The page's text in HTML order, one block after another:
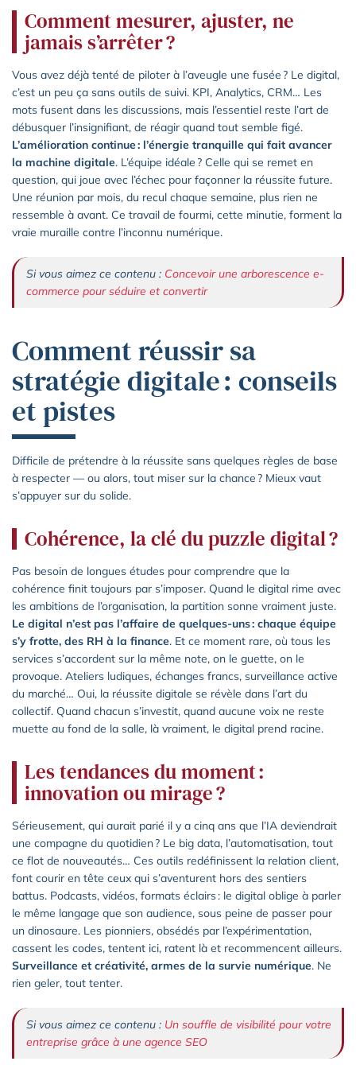
Comment mesurer, ajuster, ne
jamais s’arrêter ?
Vous avez déjà tenté de piloter à l’aveugle une fusée ? Le digital,
c’est un peu ça sans outils de suivi. KPI, Analytics, CRM… Les
mots fusent dans les discussions, mais l’essentiel reste l’art de
débusquer l’insignifiant, de réagir quand tout semble figé.
L’amélioration continue : l’énergie tranquille qui fait avancer
la machine digitale. L’équipe idéale ? Celle qui se remet en
question, qui joue avec l’échec pour façonner la réussite future.
Une réunion par mois, du recul chaque semaine, plus rien ne
ressemble à avant. Ce travail de fourmi, cette minutie, forment la
vraie muraille contre l’inconnu numérique.
Si vous aimez ce contenu : Concevoir une arborescence e-
commerce pour séduire et convertir
Comment réussir sa
stratégie digitale : conseils
et pistes
Difficile de prétendre à la réussite sans quelques règles de base
à respecter — ou alors, tout miser sur la chance ? Mieux vaut
s’appuyer sur du solide.
Cohérence, la clé du puzzle digital ?
Pas besoin de longues études pour comprendre que la
cohérence finit toujours par s’imposer. Quand le digital rime avec
les ambitions de l’organisation, la partition sonne vraiment juste.
Le digital n’est pas l’affaire de quelques-uns : chaque équipe
s’y frotte, des RH à la finance. Et ce moment rare, où tous les
services s’accordent sur la même note, on le guette, on le
provoque. Ateliers ludiques, échanges francs, surveillance active
du marché… Oui, la réussite digitale se révèle dans l’art du
collectif. Quand chacun s’investit, quand aucune voix ne reste
muette au fond de la salle, là vraiment, le digital prend racine.
Les tendances du moment :
innovation ou mirage ?
Sérieusement, qui aurait parié il y a cinq ans que l’IA deviendrait
une compagne du quotidien ? Le big data, l’automatisation, tout
ce flot de nouveautés… Ces outils redéfinissent la relation client,
font courir en tête ceux qui s’aventurent hors des sentiers
battus. Podcasts, vidéos, formats éclairs : le digital oblige à parler
le même langage que son audience, sous peine de passer pour
un dinosaure. Les pionniers, obsédés par l’expérimentation,
cassent les codes, tentent ici, ratent là et recommencent ailleurs.
Surveillance et créativité, armes de la survie numérique. Ne
rien geler, tout tenter.
Si vous aimez ce contenu : Un souffle de visibilité pour votre
entreprise grâce à une agence SEO